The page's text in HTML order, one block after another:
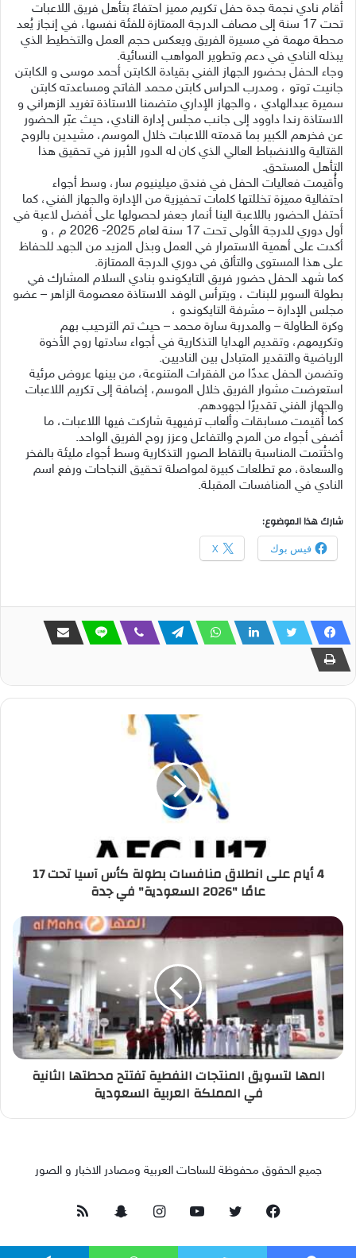
أقام نادي نجمة جدة حفل تكريم مميز احتفاءً بتأهل فريق اللاعبات
تحت 17 سنة إلى مصاف الدرجة الممتازة للفئة نفسها، في إنجاز يُعد
محطة مهمة في مسيرة الفريق ويعكس حجم العمل والتخطيط الذي
يبذله النادي في دعم وتطوير المواهب النسائية.
وجاء الحفل بحضور الجهاز الفني بقيادة الكابتن أحمد موسى و الكابتن
جانيت توتو ، ومدرب الحراس كابتن محمد الفاتح ومساعدته كابتن
سميرة عبدالهادي ، والجهاز الإداري متضمنا الاستاذة تغريد الزهراني و
الاستاذة رندا داوود إلى جانب مجلس إدارة النادي، حيث عبّر الحضور
عن فخرهم الكبير بما قدمته اللاعبات خلال الموسم، مشيدين بالروح
القتالية والانضباط العالي الذي كان له الدور الأبرز في تحقيق هذا
التأهل المستحق.
وأُقيمت فعاليات الحفل في فندق ميلينيوم سار، وسط أجواء
احتفالية مميزة تخللتها كلمات تحفيزية من الإدارة والجهاز الفني، كما
أحتفل الحضور باللاعبة الينا أنمار جعفر لحصولها على أفضل لاعبة في
أول دوري للدرجة الأولى تحت 17 سنة لعام 2025- 2026 م ، و
أكدت على أهمية الاستمرار في العمل وبذل المزيد من الجهد للحفاظ
على هذا المستوى والتألق في دوري الدرجة الممتازة.
كما شهد الحفل حضور فريق التايكوندو بنادي السلام المشارك في
بطولة السوبر للبنات ، ويترأس الوفد الاستاذة معصومة الزاهر – عضو
مجلس الإدارة – مشرفة التايكوندو ،
وكرة الطاولة – والمدربة سارة محمد – حيث تم الترحيب بهم
وتكريمهم، وتقديم الهدايا التذكارية في أجواء سادتها روح الأخوة
الرياضية والتقدير المتبادل بين الناديين.
وتضمن الحفل عددًا من الفقرات المتنوعة، من بينها عروض مرئية
استعرضت مشوار الفريق خلال الموسم، إضافة إلى تكريم اللاعبات
والجهاز الفني تقديرًا لجهودهم.
كما أُقيمت مسابقات وألعاب ترفيهية شاركت فيها اللاعبات، ما
أضفى أجواء من المرح والتفاعل وعزز روح الفريق الواحد.
واختُتمت المناسبة بالتقاط الصور التذكارية وسط أجواء مليئة بالفخر
والسعادة، مع تطلعات كبيرة لمواصلة تحقيق النجاحات ورفع اسم
النادي في المنافسات المقبلة.
شارك هذا الموضوع:
فيس بوك X
4 أيام على انطلاق منافسات بطولة كأس آسيا تحت 17
عامًا "2026 السعودية" في جدة
المها لتسويق المنتجات النفطية تفتتح محطتها الثانية
في المملكة العربية السعودية
جميع الحقوق محفوظة للساحات العربية ومصادر الاخبار و الصور
فيسبوك تويتر يوتيوبانستقرامسناب
تشات
ملخص
الموقع